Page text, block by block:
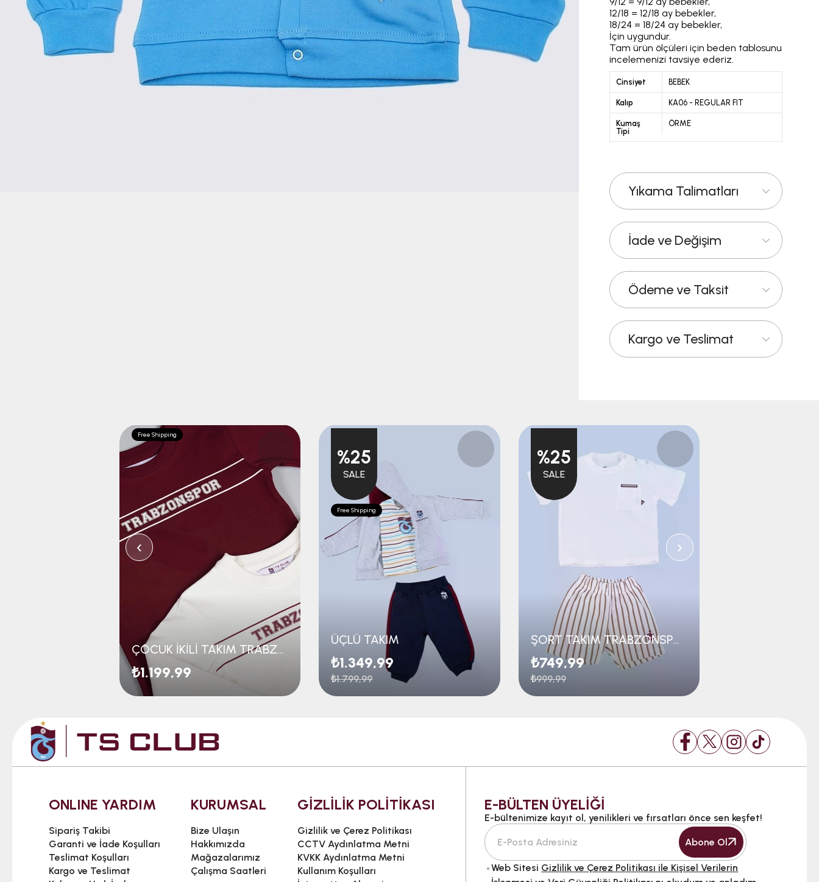
12/18 = 12/18 ay bebekler,
18/24 = 18/24 ay bebekler,
İçin uygundur.
Tam ürün ölçüleri için beden tablosunu
incelemenizi tavsiye ederiz.
Cinsiyet BEBEK
Kalıp KA06 - REGULAR FIT
Kumaş
Tipi
ÖRME
Yıkama Talimatları
İade ve Değişim
Ödeme ve Taksit
Kargo ve Teslimat
ÇOCUK İKİLİ TAKIM TRABZONSPOR BASKILI
₺1.199,99
Free Shipping
ÜÇLÜ TAKIM
₺1.349,99
₺1.799,99
%25
SALE
Free Shipping
ŞORT TAKIM TRABZONSPOR LOGOLU
₺749,99
₺999,99
%25
SALE
‹ ›
ONLINE YARDIM
Sipariş Takibi
Garanti ve İade Koşulları
Teslimat Koşulları
Kargo ve Teslimat
KURUMSAL
Bize Ulaşın
Hakkımızda
Mağazalarımız
Çalışma Saatleri
GİZLİLİK POLİTİKASI
Gizlilik ve Çerez Politikası
CCTV Aydınlatma Metni
KVKK Aydınlatma Metni
Kullanım Koşulları
E-BÜLTEN ÜYELİĞİ
E-bültenimize kayıt ol, yenilikleri ve fırsatları önce sen keşfet!
Abone Ol
Web Sitesi Gizlilik ve Çerez Politikası ile Kişisel Verilerin